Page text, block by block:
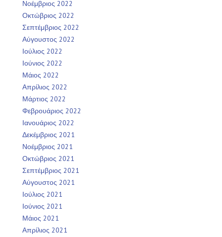
Νοέμβριος 2022
Οκτώβριος 2022
Σεπτέμβριος 2022
Αύγουστος 2022
Ιούλιος 2022
Ιούνιος 2022
Μάιος 2022
Απρίλιος 2022
Μάρτιος 2022
Φεβρουάριος 2022
Ιανουάριος 2022
Δεκέμβριος 2021
Νοέμβριος 2021
Οκτώβριος 2021
Σεπτέμβριος 2021
Αύγουστος 2021
Ιούλιος 2021
Ιούνιος 2021
Μάιος 2021
Απρίλιος 2021